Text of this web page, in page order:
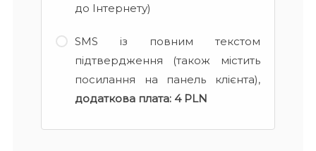
до Інтернету)
SMS із повним текстом
підтвердження (також містить
посилання на панель клієнта),
додаткова плата: 4 PLN